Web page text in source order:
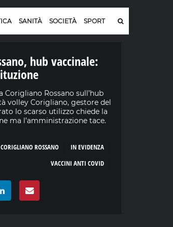
SANITÀ SOCIETÀ SPORT
hub vaccinale:
Corigliano Rossano sull’hub
volley Corigliano, gestore del
lo scarso utilizzo chiede la
ma l’amministrazione tace.
IN EVIDENZA
CORIGLIANO ROSSANO
VACCINI ANTI COVID